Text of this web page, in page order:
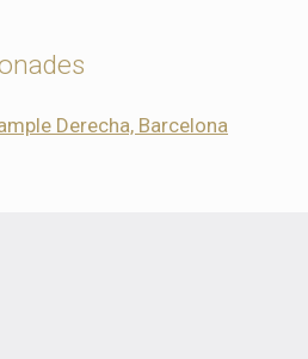
Derecha, Barcelona